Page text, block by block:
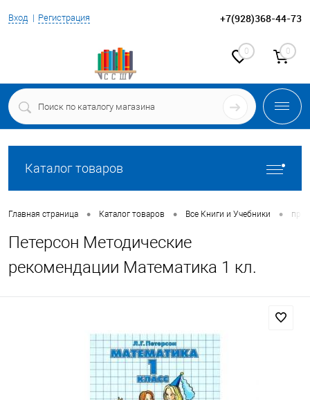
Вход Регистрация +7(928)368-44-73
0 0
Каталог товаров
Главная страница • Каталог товаров • Все Книги и Учебники •
Петерсон Методические
рекомендации Математика 1 кл.